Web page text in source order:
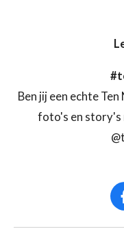
Ben jij een echte
foto's en story's